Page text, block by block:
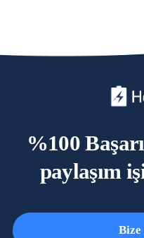
%100
paylaşım
Bize